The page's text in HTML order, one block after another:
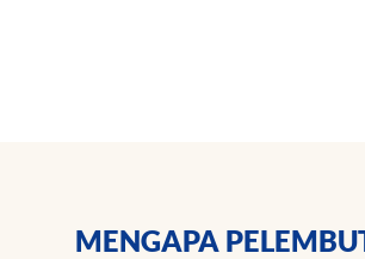
MENGAPA